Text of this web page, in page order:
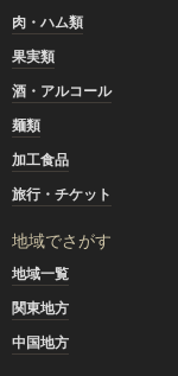
肉・ハム類
果実類
酒・アルコール
麺類
加工食品
旅行・チケット
地域でさがす
地域一覧
関東地方
中国地方